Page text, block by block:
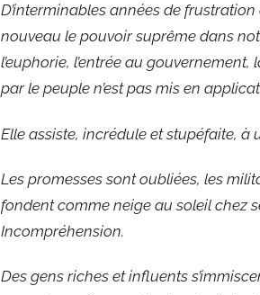
D’interminables années de
nouveau le pouvoir suprême dans
l’euphorie, l’entrée au
par le peuple n’est pas mis en
Elle assiste, incrédule et stupéfaite,
Les promesses sont oubliées, les
fondent comme neige au soleil chez
Incompréhension.
Des gens riches et influents